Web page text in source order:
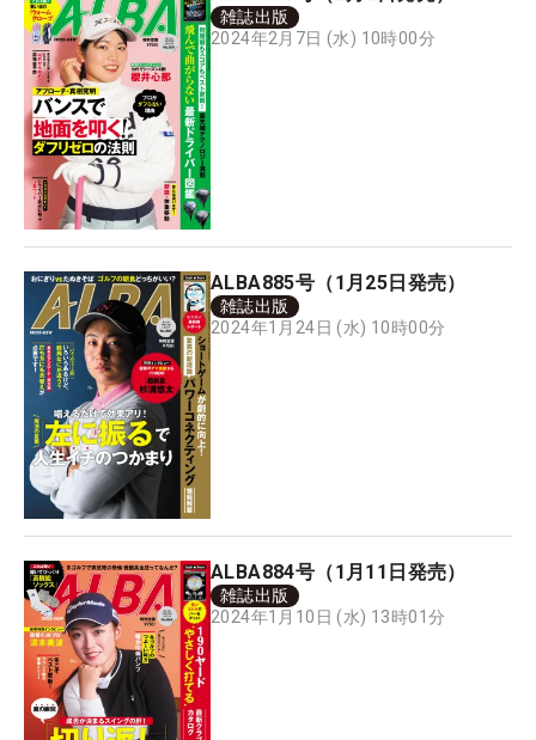
雑誌出版
2024年2月7日 (水) 10時00分
ALBA885号（1月25日発売）
雑誌出版
2024年1月24日 (水) 10時00分
ALBA884号（1月11日発売）
雑誌出版
2024年1月10日 (水) 13時01分